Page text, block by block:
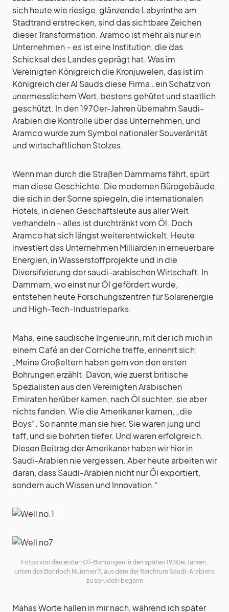
sich heute wie riesige, glänzende Labyrinthe am
Stadtrand erstrecken, sind das sichtbare Zeichen
dieser Transformation. Aramco ist mehr als nur ein
Unternehmen – es ist eine Institution, die das
Schicksal des Landes geprägt hat. Was im
Vereinigten Königreich die Kronjuwelen, das ist im
Königreich der Al Sauds diese Firma…ein Schatz von
unermesslichem Wert, bestens gehütet und staatlich
geschützt. In den 1970er-Jahren übernahm Saudi-
Arabien die Kontrolle über das Unternehmen, und
Aramco wurde zum Symbol nationaler Souveränität
und wirtschaftlichen Stolzes.
Wenn man durch die Straßen Dammams fährt, spürt
man diese Geschichte. Die modernen Bürogebäude,
die sich in der Sonne spiegeln, die internationalen
Hotels, in denen Geschäftsleute aus aller Welt
verhandeln – alles ist durchtränkt vom Öl. Doch
Aramco hat sich längst weiterentwickelt. Heute
investiert das Unternehmen Milliarden in erneuerbare
Energien, in Wasserstoffprojekte und in die
Diversifizierung der saudi-arabischen Wirtschaft. In
Dammam, wo einst nur Öl gefördert wurde,
entstehen heute Forschungszentren für Solarenergie
und High-Tech-Industrieparks.
Maha, eine saudische Ingenieurin, mit der ich mich in
einem Café an der Corniche treffe, erinenrt sich:
„Meine Großeltern haben gern von den ersten
Bohrungen erzählt. Davon, wie zuerst britische
Spezialisten aus den Vereinigten Arabischen
Emiraten herüber kamen, nach Öl suchten, sie aber
nichts fanden. Wie die Amerikaner kamen, „die
Boys“. So nannte man sie hier. Sie waren jung und
taff, und sie bohrten tiefer. Und waren erfolgreich.
Diesen Beitrag der Amerikaner haben wir hier in
Saudi-Arabien nie vergessen. Aber heute arbeiten wir
daran, dass Saudi-Arabien nicht nur Öl exportiert,
sondern auch Wissen und Innovation.“
Fotos von den ersten Öl-Bohrungen in den späten 1930er Jahren,
unten das Bohrloch Nummer 7, aus dem der Reichtum Saudi-Arabiens
zu sprudeln begann
Mahas Worte hallen in mir nach, während ich später